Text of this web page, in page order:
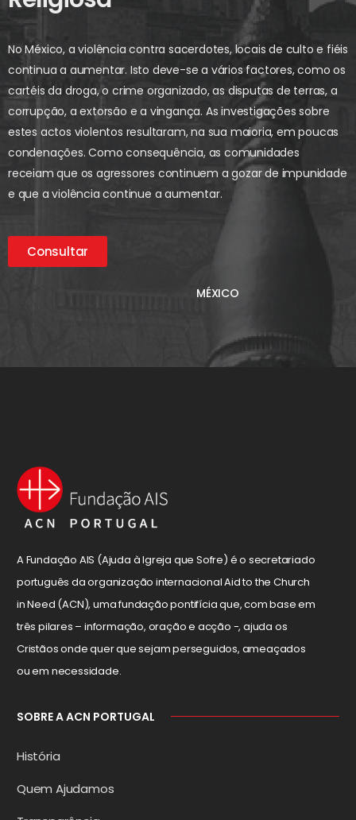
No México, a violência contra sacerdotes, locais de culto e fiéis
continua a aumentar. Isto deve-se a vários factores, como os
cartéis da droga, o crime organizado, as disputas de terras, a
corrupção, a extorsão e a vingança. As investigações sobre
estes actos violentos resultaram, na sua maioria, em poucas
condenações. Como consequência, as comunidades
receiam que os agressores continuem a gozar de impunidade
e que a violência continue a aumentar.
Consultar
MÉXICO
A Fundação AIS (Ajuda à Igreja que Sofre) é o secretariado
português da organização internacional Aid to the Church
in Need (ACN), uma fundação pontifícia que, com base em
três pilares – informação, oração e acção -, ajuda os
Cristãos onde quer que sejam perseguidos, ameaçados
ou em necessidade.
SOBRE A ACN PORTUGAL
História
Quem Ajudamos